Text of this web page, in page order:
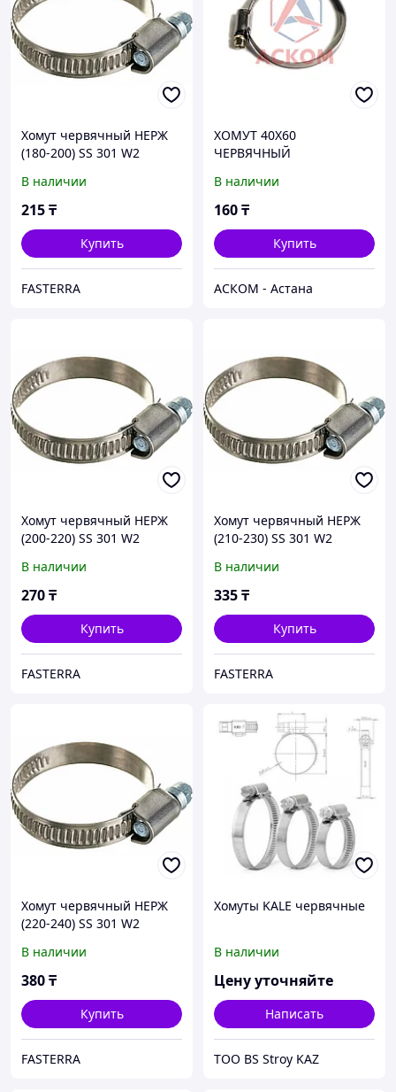
Хомут червячный НЕРЖ
(180-200) SS 301 W2
В наличии
215₸
Купить
FASTERRA
ХОМУТ 40Х60
ЧЕРВЯЧНЫЙ
В наличии
160₸
Купить
АСКОМ - Астана
Хомут червячный НЕРЖ
(200-220) SS 301 W2
В наличии
270₸
Купить
FASTERRA
Хомут червячный НЕРЖ
(210-230) SS 301 W2
В наличии
335₸
Купить
FASTERRA
Хомут червячный НЕРЖ
(220-240) SS 301 W2
В наличии
380₸
Купить
FASTERRA
Хомуты KALE червячные
В наличии
Цену уточняйте
Написать
ТОО BS Stroy KAZ